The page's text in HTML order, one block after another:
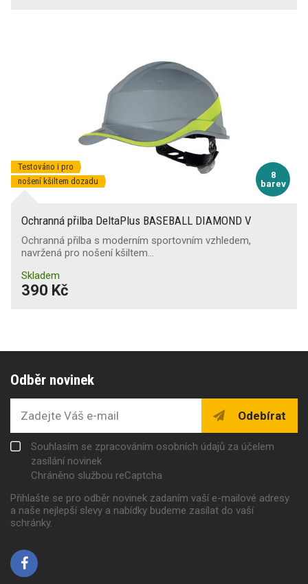
8
barev
Testováno i pro
nošení kšiltem dozadu
Ochranná přilba DeltaPlus BASEBALL DIAMOND V
Ochranná přilba s moderním sportovním vzhledem,
navržená pro nošení kšiltem…
Skladem
390 Kč
Odběr novinek
Odebírat
Souhlasím se zpracováním osobních údajů za účelem
zasílání novinek
Chráněno službou reCaptcha
Přihlašte se pro odběr novinek zadaním vaší e-mailové adresy
a naše nejlepší slevy a nabídky budeme zasílat do vaší
schránky.